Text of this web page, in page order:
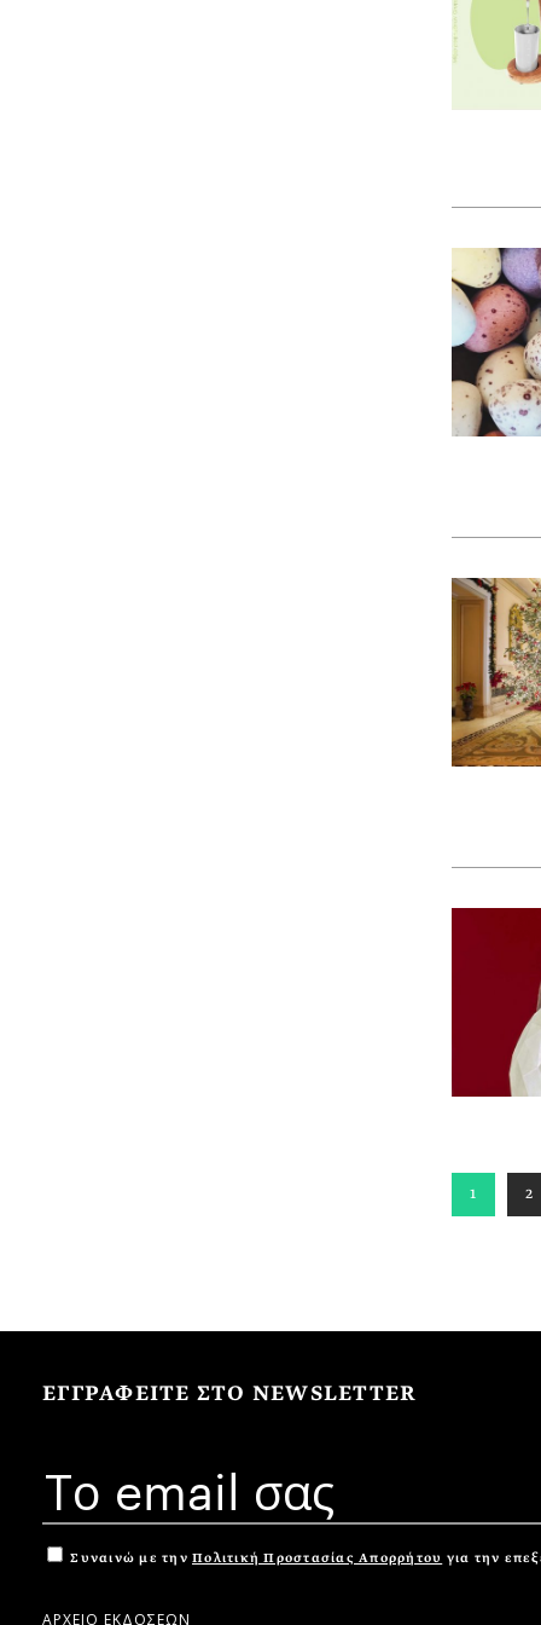
1 2
ΕΓΓΡΑΦΕΙΤΕ ΣΤΟ NEWSLETTER
Συναινώ με την Πολιτική Προστασίας Απορρήτου για την
ΑΡΧΕΙΟ ΕΚΔΟΣΕΩΝ